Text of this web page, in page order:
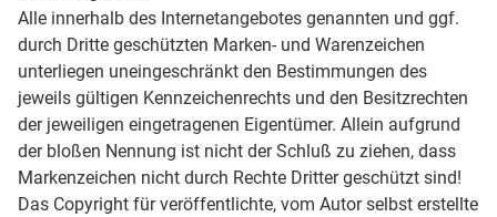
Alle innerhalb des Internetangebotes genannten und ggf.
durch Dritte geschützten Marken- und Warenzeichen
unterliegen uneingeschränkt den Bestimmungen des
jeweils gültigen Kennzeichenrechts und den Besitzrechten
der jeweiligen eingetragenen Eigentümer. Allein aufgrund
der bloßen Nennung ist nicht der Schluß zu ziehen, dass
Markenzeichen nicht durch Rechte Dritter geschützt sind!
Das Copyright für veröffentlichte, vom Autor selbst erstellte